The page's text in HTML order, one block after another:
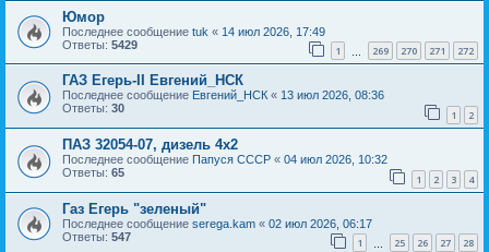
Юмор
Последнее сообщение tuk « 14 июл 2026, 17:49
Ответы: 5429 1 269 270 271 272
ГАЗ Егерь-II Евгений_НСК
Последнее сообщение Евгений_НСК « 13 июл 2026, 08:36
Ответы: 30 1 2
ПАЗ 32054-07, дизель 4х2
Последнее сообщение Папуся СССР « 04 июл 2026, 10:32
Ответы: 65 1 2 3 4
Газ Егерь "зеленый"
Последнее сообщение serega.kam « 02 июл 2026, 06:17
Ответы: 547 1 25 26 27 28